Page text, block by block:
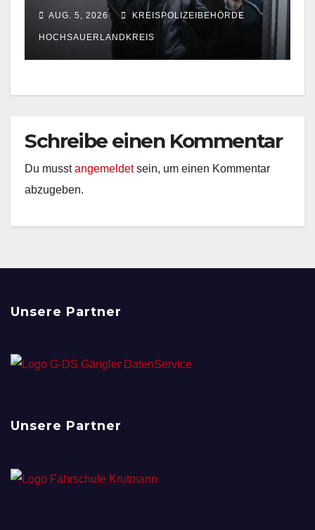
Polizei sucht Zeugen
AUG. 5, 2026 KREISPOLIZEIBEHÖRDE
HOCHSAUERLANDKREIS
Schreibe einen Kommentar
Du musstangemeldetsein, um einen Kommentar
abzugeben.
Unsere Partner
Unsere Partner